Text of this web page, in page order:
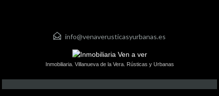
info@venaverusticasyurbanas.es
Inmobiliaria. Villanueva de la Vera. Rústicas y Urbanas